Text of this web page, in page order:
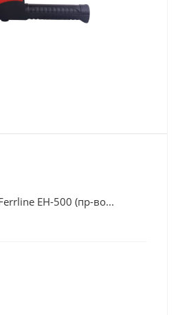
EH-500 (пр-во...